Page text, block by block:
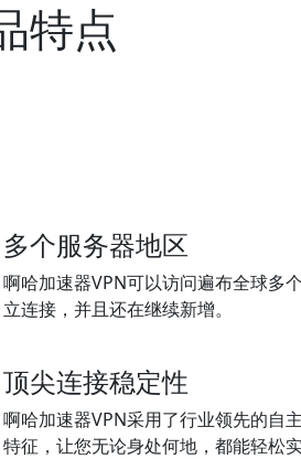
特点
多个服务器地区
啊哈加速器VPN可以访问遍布全球多
立连接，并且还在继续新增。
顶尖连接稳定性
啊哈加速器VPN采用了行业领先的自
特征，让您无论身处何地，都能轻松实